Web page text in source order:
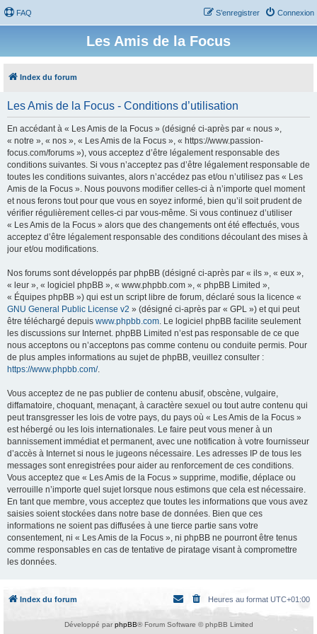
FAQ Connexion
S’enregistrer
Les Amis de la Focus
Index du forum
Les Amis de la Focus - Conditions d’utilisation
En accédant à « Les Amis de la Focus » (désigné ci-après par « nous »,
« notre », « nos », « Les Amis de la Focus », « https://www.passion-
focus.com/forums »), vous acceptez d’être légalement responsable des
conditions suivantes. Si vous n’acceptez pas d’être légalement responsable de
toutes les conditions suivantes, alors n’accédez pas et/ou n’utilisez pas « Les
Amis de la Focus ». Nous pouvons modifier celles-ci à n’importe quel moment
et nous ferons tout pour que vous en soyez informé, bien qu’il soit prudent de
vérifier régulièrement celles-ci par vous-même. Si vous continuez d’utiliser
« Les Amis de la Focus » alors que des changements ont été effectués, vous
acceptez d’être légalement responsable des conditions découlant des mises à
jour et/ou modifications.
Nos forums sont développés par phpBB (désigné ci-après par « ils », « eux »,
« leur », « logiciel phpBB », « www.phpbb.com », « phpBB Limited »,
« Équipes phpBB ») qui est un script libre de forum, déclaré sous la licence «
GNU General Public License v2 » (désigné ci-après par « GPL ») et qui peut
être téléchargé depuis www.phpbb.com. Le logiciel phpBB facilite seulement
les discussions sur Internet. phpBB Limited n’est pas responsable de ce que
nous acceptons ou n’acceptons pas comme contenu ou conduite permis. Pour
de plus amples informations au sujet de phpBB, veuillez consulter :
https://www.phpbb.com/.
Vous acceptez de ne pas publier de contenu abusif, obscène, vulgaire,
diffamatoire, choquant, menaçant, à caractère sexuel ou tout autre contenu qui
peut transgresser les lois de votre pays, du pays où « Les Amis de la Focus »
est hébergé ou les lois internationales. Le faire peut vous mener à un
bannissement immédiat et permanent, avec une notification à votre fournisseur
d’accès à Internet si nous le jugeons nécessaire. Les adresses IP de tous les
messages sont enregistrées pour aider au renforcement de ces conditions.
Vous acceptez que « Les Amis de la Focus » supprime, modifie, déplace ou
verrouille n’importe quel sujet lorsque nous estimons que cela est nécessaire.
En tant que membre, vous acceptez que toutes les informations que vous avez
saisies soient stockées dans notre base de données. Bien que ces
informations ne soient pas diffusées à une tierce partie sans votre
consentement, ni « Les Amis de la Focus », ni phpBB ne pourront être tenus
comme responsables en cas de tentative de piratage visant à compromettre
les données.
Index du forum Heures au format UTC+01:00
Développé par phpBB® Forum Software © phpBB Limited